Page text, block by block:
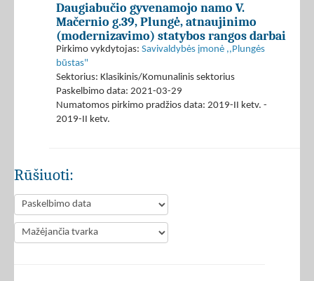
Daugiabučio gyvenamojo namo V.
Mačernio g.39, Plungė, atnaujinimo
(modernizavimo) statybos rangos darbai
Pirkimo vykdytojas: Savivaldybės įmonė ,,Plungės
būstas"
Sektorius: Klasikinis/Komunalinis sektorius
Paskelbimo data: 2021-03-29
Numatomos pirkimo pradžios data: 2019-II ketv. -
2019-II ketv.
Rūšiuoti: